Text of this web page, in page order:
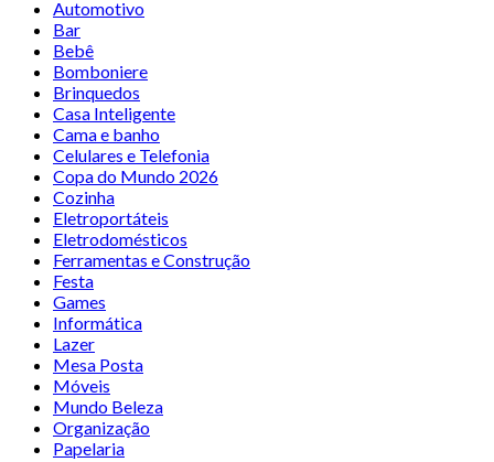
Automotivo
Bar
Bebê
Bomboniere
Brinquedos
Casa Inteligente
Cama e banho
Celulares e Telefonia
Copa do Mundo 2026
Cozinha
Eletroportáteis
Eletrodomésticos
Ferramentas e Construção
Festa
Games
Informática
Lazer
Mesa Posta
Móveis
Mundo Beleza
Organização
Papelaria